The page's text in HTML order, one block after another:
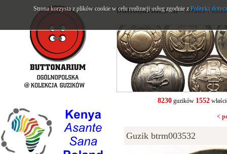
buttonarium.eu- Strona
8230guzików 1552
<
Guzik btrm003532
Strona korzysta z plików cookie w celu realizacji usług zgodnie zPolityką